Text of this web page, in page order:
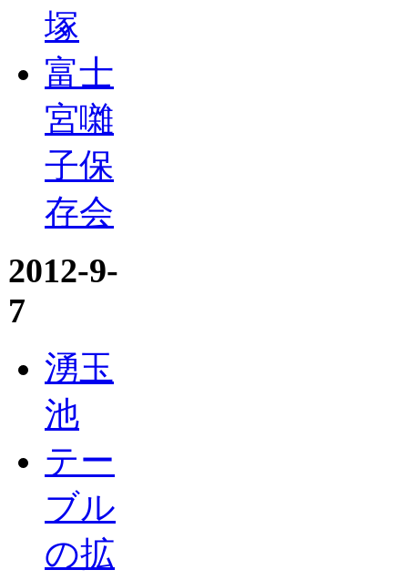
塚
富士
宮囃
子保
存会
2012-9-
7
湧玉
池
テー
ブル
の拡